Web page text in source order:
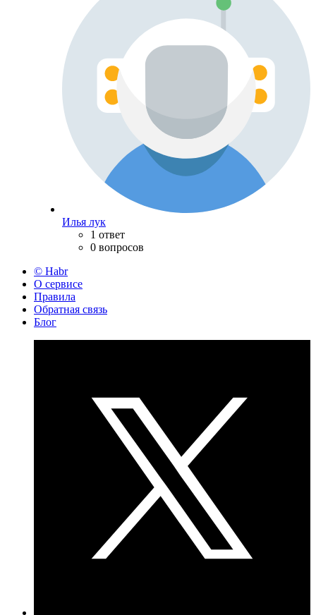
Илья лук
1 ответ
0 вопросов
© Habr
О сервисе
Правила
Обратная связь
Блог